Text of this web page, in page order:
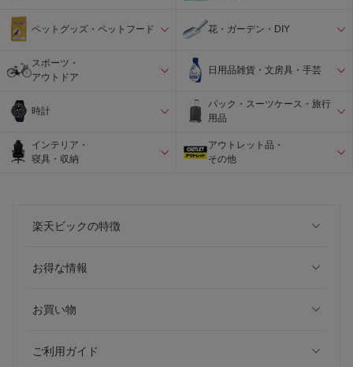
ペットグッズ・ペットフード 花・ガーデン・DIY
スポーツ・
アウトドア
日用品雑貨・文房具・手芸
時計
バック・スーツケース・旅行
用品
インテリア・
寝具・収納
アウトレット品・
その他
楽天ビックの特徴
お得な情報
お買い物
ご利用ガイド